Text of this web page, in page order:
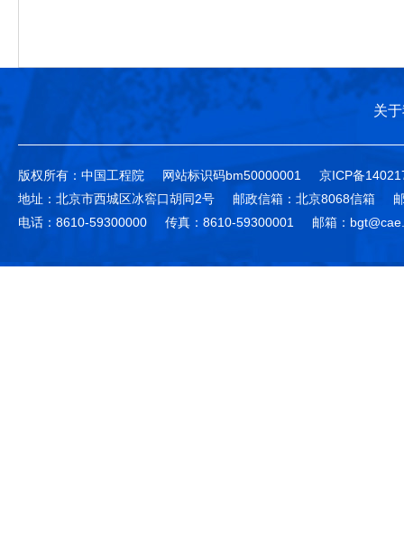
关
版权所有：中国工程院 网站标识码bm50000001
京ICP备
地址：北京市西城区冰窖口胡同2号
邮政信箱：北京8068信箱
电话：8610-59300000
传真：8610-59300001 邮箱：